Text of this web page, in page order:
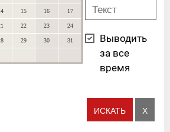
15 16 17
22 23 24
29 30 31
Выводить
за все
время